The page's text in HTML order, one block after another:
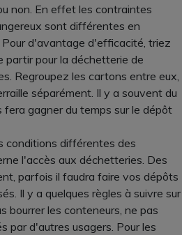
non. En effet les contraintes
sont différentes en
d'avantage d'efficacité, triez
pour la déchetterie de
Regroupez les cartons entre eux,
séparément. Il y a souvent du
fera gagner du temps sur le dépôt
conditions différentes des
l'accès aux déchetteries. Des
parfois il faudra faire vos dépôts
Il y a quelques règles à suivre sur
bourrer les conteneurs, ne pas
par d'autres usagers. Pour les